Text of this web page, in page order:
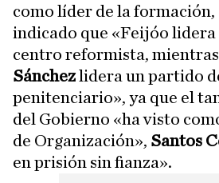
como líder de la formación,
indicado que «Feijóo
centro reformista,
Sánchezlidera un partido
penitenciario», ya que el
del Gobierno «ha visto
de Organización», Santos
en prisión sin fianza».